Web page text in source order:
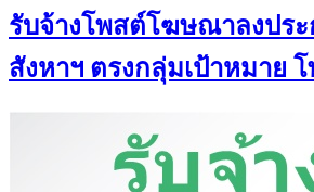
รับจ้างโพสต์โฆษณาลงปร
สังหาฯ ตรงกลุ่มเป้าหมาย